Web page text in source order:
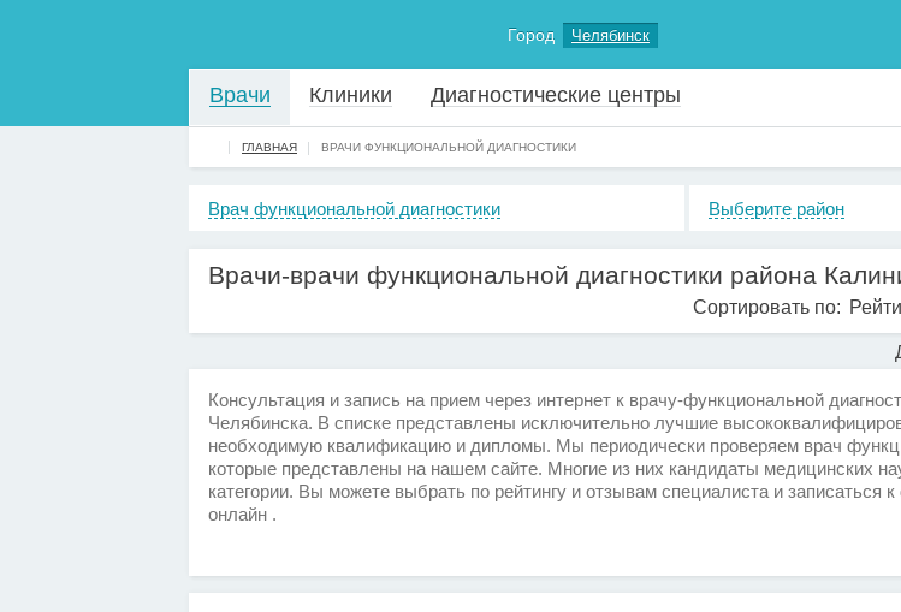
Город Челябинск
Врачи Клиники Диагностические центры
ГЛАВНАЯ ВРАЧИ ФУНКЦИОНАЛЬНОЙ ДИАГНОСТИКИ
Врач функциональной диагностики Выберите район
Врачи-врачи функциональной диагностики района
Сортировать по:
Консультация и запись на прием через интернет к врачу-функциональной
Челябинска. В списке представлены исключительно лучшие
необходимую квалификацию и дипломы. Мы периодически проверяем врач
которые представлены на нашем сайте. Многие из них кандидаты медицинских
категории. Вы можете выбрать по рейтингу и отзывам специалиста и записаться
онлайн .